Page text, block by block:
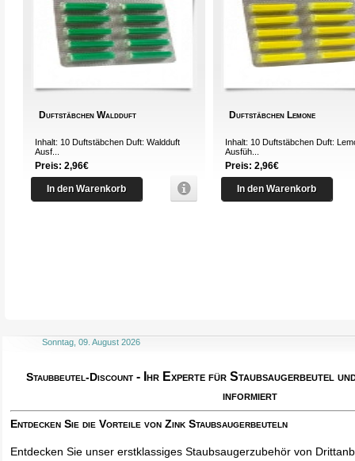
Duftstäbchen Waldduft
Inhalt: 10 Duftstäbchen Duft: Waldduft
Ausf...
Preis: 2,96€
In den Warenkorb
Duftstäbchen Lemone
Inhalt: 10 Duftstäbchen Duft:
Ausfüh...
Preis: 2,96€
In den Warenkorb
Sonntag, 09. August 2026
Staubbeutel-Discount - Ihr Experte für Staubsaugerbeutel
informiert
Entdecken Sie die Vorteile von Zink Staubsaugerbeuteln
Entdecken Sie unser erstklassiges Staubsaugerzubehör von